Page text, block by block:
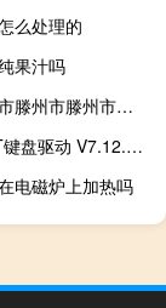
么处理的
果汁吗
山东省枣庄市滕州市滕州市有几个镇
罗技CRAFT键盘驱动 V7.12.43 官方版（罗技CRAFT键盘驱动 V7.12.43 官方版功能简介）
电磁炉上加热吗